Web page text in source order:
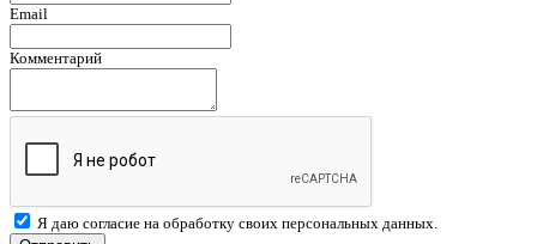
Email
Комментарий
Я даю согласие на обработку своих персональных данных.